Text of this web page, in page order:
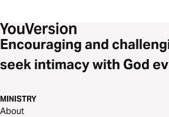
Encouraging and
seek intimacy with God
MINISTRY
About